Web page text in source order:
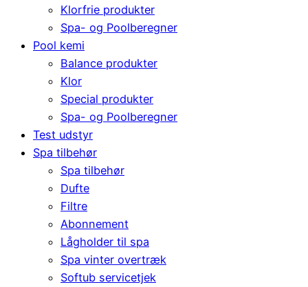
Klorfrie produkter
Spa- og Poolberegner
Pool kemi
Balance produkter
Klor
Special produkter
Spa- og Poolberegner
Test udstyr
Spa tilbehør
Spa tilbehør
Dufte
Filtre
Abonnement
Lågholder til spa
Spa vinter overtræk
Softub servicetjek